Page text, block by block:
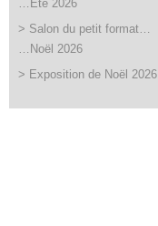
…Été 2026
> Salon du petit format…
…Noël 2026
> Exposition de Noël 2026